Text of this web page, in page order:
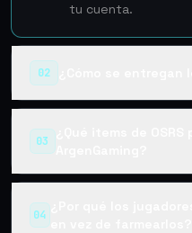
tu cuenta.
02
03
¿Qué items de OSRS
ArgenGaming?
04
¿Por qué los
en vez de farmearlos?